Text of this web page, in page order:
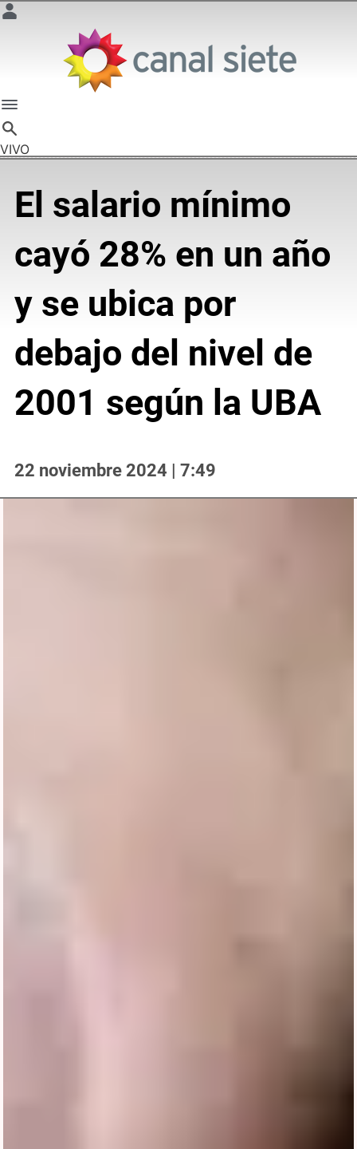
VIVO
El salario mínimo
cayó 28% en un año
y se ubica por
debajo del nivel de
2001 según la UBA
22 noviembre 2024 | 7:49